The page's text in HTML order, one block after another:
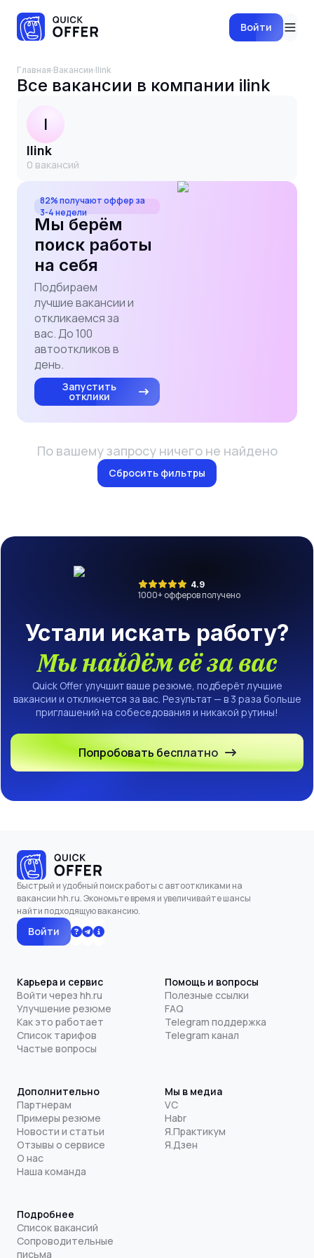
Войти
Главная·Вакансии· ilink
Все вакансии в компании ilink
I
ilink
0 вакансий
82% получают оффер за
3-4 недели
Мы берём
поиск работы
на себя
Подбираем
лучшие вакансии и
откликаемся за
вас. До 100
автооткликов в
день.
Запустить
отклики
По вашему запросу ничего не найдено
Сбросить фильтры
4.9
1000+ офферов получено
Устали искать работу?
Мы найдём её за вас
Quick Offer улучшит ваше резюме, подберёт лучшие
вакансии и откликнется за вас. Результат — в 3 раза больше
приглашений на собеседования и никакой рутины!
Попробовать бесплатно
Быстрый и удобный поиск работы с автооткликами на
вакансии hh.ru. Экономьте время и увеличивайте шансы
найти подходящую вакансию.
Войти
Карьера и сервис
Войти через hh.ru
Улучшение резюме
Как это работает
Список тарифов
Частые вопросы
Помощь и вопросы
Полезные ссылки
FAQ
Telegram поддержка
Telegram канал
Дополнительно
Партнерам
Примеры резюме
Новости и статьи
Отзывы о сервисе
О нас
Наша команда
Мы в медиа
VC
Habr
Я.Практикум
Я.Дзен
Подробнее
Список вакансий
Сопроводительные
письма